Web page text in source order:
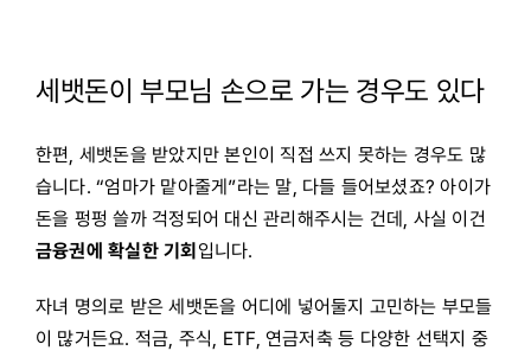
세뱃돈이 부모님 손으로 가는 경우도 있다
한편, 세뱃돈을 받았지만 본인이 직접 쓰지 못하는 경우도 많
습니다. “엄마가 맡아줄게”라는 말, 다들 들어보셨죠? 아이가
돈을 펑펑 쓸까 걱정되어 대신 관리해주시는 건데, 사실 이건
금융권에 확실한 기회 입니다.
자녀 명의로 받은 세뱃돈을 어디에 넣어둘지 고민하는 부모들
이 많거든요. 적금, 주식, ETF, 연금저축 등 다양한 선택지 중